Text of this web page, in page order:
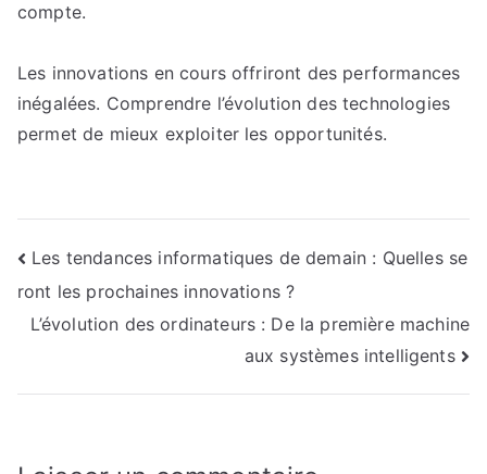
compte.
Les innovations en cours offriront des performances
inégalées. Comprendre l’évolution des technologies
permet de mieux exploiter les opportunités.
Navigation
de
Les tendances informatiques de demain : Quelles se
ront les prochaines innovations ?
L’évolution des ordinateurs : De la première machine
aux systèmes intelligents